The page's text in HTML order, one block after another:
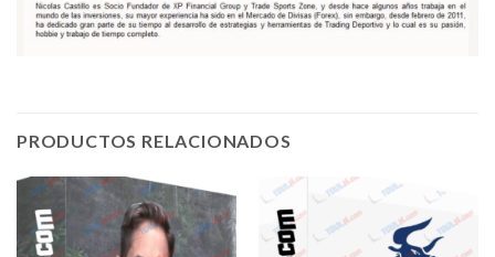
PRODUCTOS RELACIONADOS